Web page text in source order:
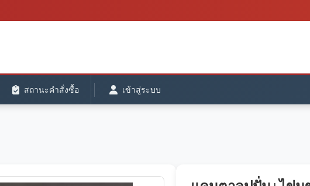
สถานะคำสั่งซื้อ เข้าสู่ระบบ